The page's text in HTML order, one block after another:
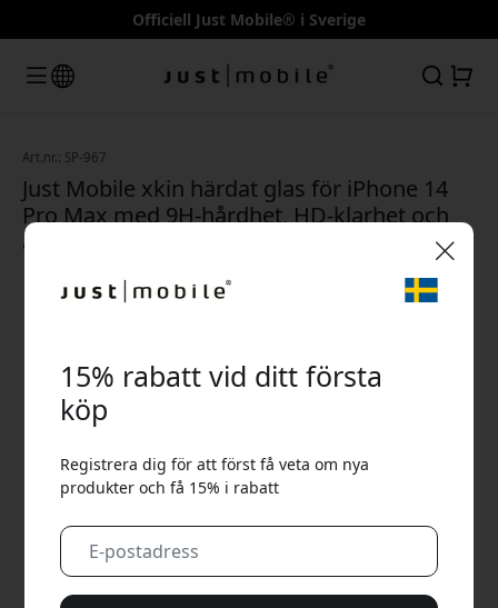
Officiell Just Mobile® i Sverige
Art.nr.: SP-967
Just Mobile xkin härdat glas för iPhone 14
Pro Max med 9H-hårdhet, HD-klarhet och
anti-fingeravtryck
15% rabatt vid ditt första
köp
Registrera dig för att först få veta om nya
produkter och få 15% i rabatt
🎉 Din rabattkod:
Använd denna kod i kassan för att få 15% rabatt.